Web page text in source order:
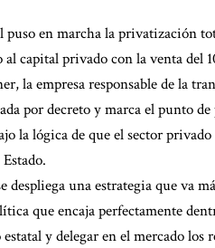
puso en marcha la privatización
capital privado con la venta del
la empresa responsable de la
por decreto y marca el punto
la lógica de que el sector
despliega una estrategia que va
que encaja perfectamente
y delegar en el mercado los